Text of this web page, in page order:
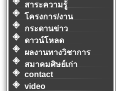
สาระความรู้
โครงการ/งาน
กระดานข่าว
ดาวน์โหลด
ผลงานทางวิชาการ
สมาคมศิษย์เก่า
contact
video